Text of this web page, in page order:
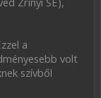
a
volt
szívből